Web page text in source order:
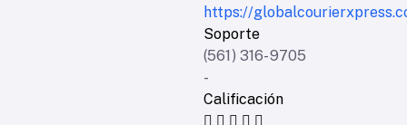
https://
Soporte
(561) 316-9705
-
Calificación